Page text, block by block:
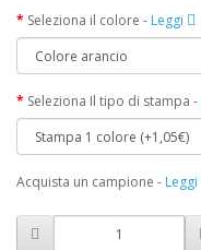
Seleziona il colore - Leggi
Seleziona Il tipo di stampa -
Acquista un campione - Leggi